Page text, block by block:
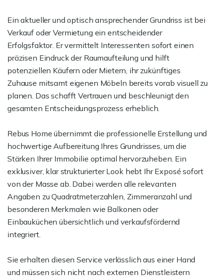
Ein aktueller und optisch ansprechender Grundriss ist bei
Verkauf oder Vermietung ein entscheidender
Erfolgsfaktor. Er vermittelt Interessenten sofort einen
präzisen Eindruck der Raumaufteilung und hilft
potenziellen Käufern oder Mietern, ihr zukünftiges
Zuhause mitsamt eigenen Möbeln bereits vorab visuell zu
planen. Das schafft Vertrauen und beschleunigt den
gesamten Entscheidungsprozess erheblich.
Rebus Home übernimmt die professionelle Erstellung und
hochwertige Aufbereitung Ihres Grundrisses, um die
Stärken Ihrer Immobilie optimal hervorzuheben. Ein
exklusiver, klar strukturierter Look hebt Ihr Exposé sofort
von der Masse ab. Dabei werden alle relevanten
Angaben zu Quadratmeterzahlen, Zimmeranzahl und
besonderen Merkmalen wie Balkonen oder
Einbauküchen übersichtlich und verkaufsfördernd
integriert.
Sie erhalten diesen Service verlässlich aus einer Hand
und müssen sich nicht nach externen Dienstleistern